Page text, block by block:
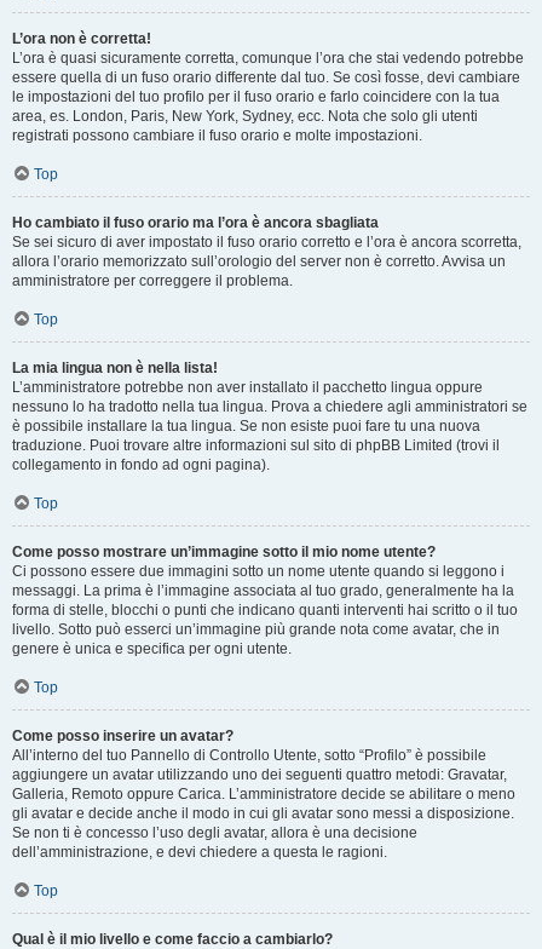
L’ora non è corretta!
L’ora è quasi sicuramente corretta, comunque l’ora che stai vedendo potrebbe
essere quella di un fuso orario differente dal tuo. Se così fosse, devi cambiare
le impostazioni del tuo profilo per il fuso orario e farlo coincidere con la tua
area, es. London, Paris, New York, Sydney, ecc. Nota che solo gli utenti
registrati possono cambiare il fuso orario e molte impostazioni.
Top
Ho cambiato il fuso orario ma l’ora è ancora sbagliata
Se sei sicuro di aver impostato il fuso orario corretto e l’ora è ancora scorretta,
allora l’orario memorizzato sull’orologio del server non è corretto. Avvisa un
amministratore per correggere il problema.
Top
La mia lingua non è nella lista!
L’amministratore potrebbe non aver installato il pacchetto lingua oppure
nessuno lo ha tradotto nella tua lingua. Prova a chiedere agli amministratori se
è possibile installare la tua lingua. Se non esiste puoi fare tu una nuova
traduzione. Puoi trovare altre informazioni sul sito di phpBB Limited (trovi il
collegamento in fondo ad ogni pagina).
Top
Come posso mostrare un’immagine sotto il mio nome utente?
Ci possono essere due immagini sotto un nome utente quando si leggono i
messaggi. La prima è l’immagine associata al tuo grado, generalmente ha la
forma di stelle, blocchi o punti che indicano quanti interventi hai scritto o il tuo
livello. Sotto può esserci un’immagine più grande nota come avatar, che in
genere è unica e specifica per ogni utente.
Top
Come posso inserire un avatar?
All’interno del tuo Pannello di Controllo Utente, sotto “Profilo” è possibile
aggiungere un avatar utilizzando uno dei seguenti quattro metodi: Gravatar,
Galleria, Remoto oppure Carica. L’amministratore decide se abilitare o meno
gli avatar e decide anche il modo in cui gli avatar sono messi a disposizione.
Se non ti è concesso l’uso degli avatar, allora è una decisione
dell’amministrazione, e devi chiedere a questa le ragioni.
Top
Qual è il mio livello e come faccio a cambiarlo?